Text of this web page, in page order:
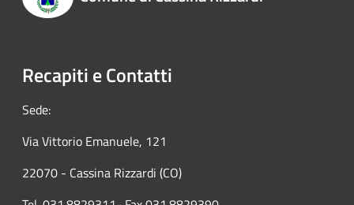
Recapiti e Contatti
Sede:
Via Vittorio Emanuele, 121
22070 - Cassina Rizzardi (CO)